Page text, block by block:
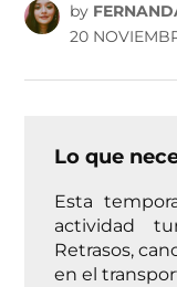
by
20
Lo que
Esta
actividad
Retrasos,
en el